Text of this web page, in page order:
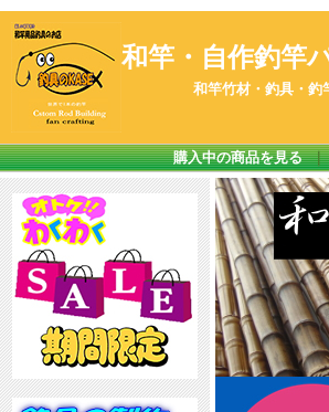
和竿・自作釣竿
和竿竹材・釣具・釣竿パ
購入中の商品を見る